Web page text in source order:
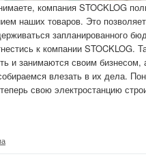
компания STOCKLOG
наших товаров. Это
запланированного
к компании STOCKLOG.
и занимаются своим бизнесом,
влезать в их дела.
свою электростанцию